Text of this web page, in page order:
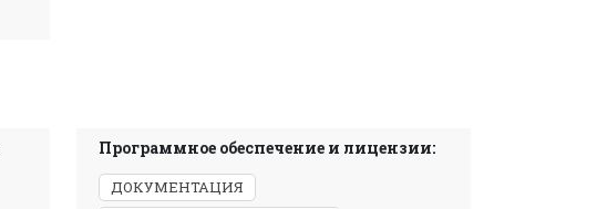
Программное обеспечение и лицензии:
ДОКУМЕНТАЦИЯ